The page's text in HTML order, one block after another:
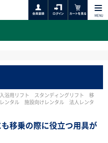
MENU
浴用リフト スタンディングリフト 移
タル 施設向けレンタル 法人レンタ
移乗の際に役立つ用具が